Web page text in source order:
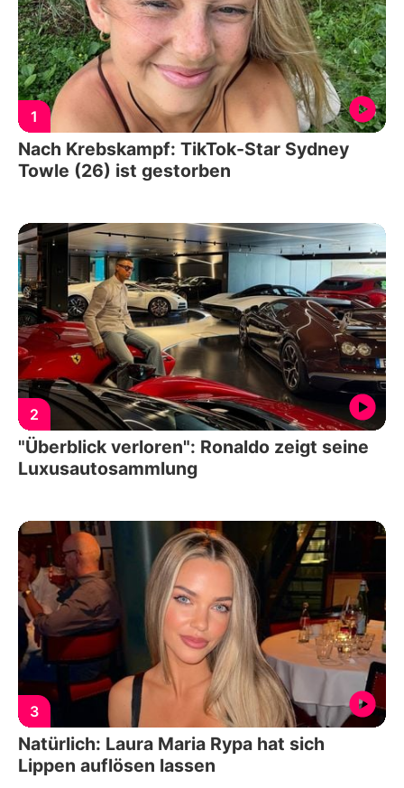
1
Nach Krebskampf: TikTok-Star Sydney
Towle (26) ist gestorben
2
"Überblick verloren": Ronaldo zeigt seine
Luxusautosammlung
3
Natürlich: Laura Maria Rypa hat sich
Lippen auflösen lassen